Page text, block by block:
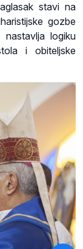
stavi na
gozbe
logiku
i obiteljske